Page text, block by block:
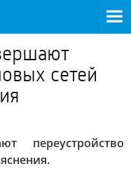
сетей
переустройство